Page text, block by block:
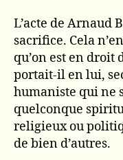
L’acte de Arnaud
sacrifice. Cela
qu’on est en droit
portait-il en lui,
humaniste qui ne
quelconque
religieux ou
de bien d’autres.